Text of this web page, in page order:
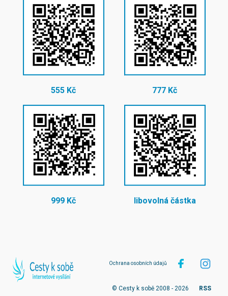
555 Kč 777 Kč
999 Kč libovolná částka
Ochrana osobních údajů
© Cesty k sobě 2008 - 2026 RSS